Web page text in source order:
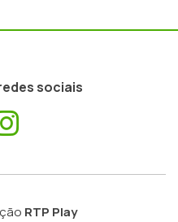
sociais
RTP Play